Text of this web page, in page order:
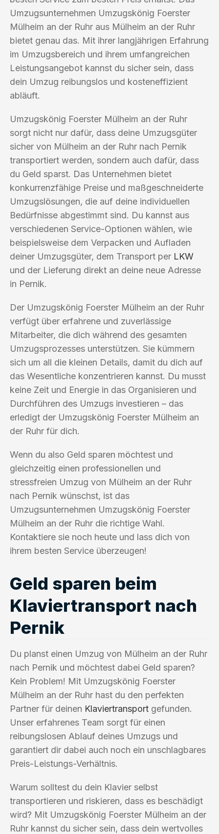
Umzugsunternehmen Umzugskönig Foerster
Mülheim an der Ruhr aus Mülheim an der Ruhr
bietet genau das. Mit ihrer langjährigen Erfahrung
im Umzugsbereich und ihrem umfangreichen
Leistungsangebot kannst du sicher sein, dass
dein Umzug reibungslos und kosteneffizient
abläuft.
Umzugskönig Foerster Mülheim an der Ruhr
sorgt nicht nur dafür, dass deine Umzugsgüter
sicher von Mülheim an der Ruhr nach Pernik
transportiert werden, sondern auch dafür, dass
du Geld sparst. Das Unternehmen bietet
konkurrenzfähige Preise und maßgeschneiderte
Umzugslösungen, die auf deine individuellen
Bedürfnisse abgestimmt sind. Du kannst aus
verschiedenen Service-Optionen wählen, wie
beispielsweise dem Verpacken und Aufladen
deiner Umzugsgüter, dem Transport per LKW
und der Lieferung direkt an deine neue Adresse
in Pernik.
Der Umzugskönig Foerster Mülheim an der Ruhr
verfügt über erfahrene und zuverlässige
Mitarbeiter, die dich während des gesamten
Umzugsprozesses unterstützen. Sie kümmern
sich um all die kleinen Details, damit du dich auf
das Wesentliche konzentrieren kannst. Du musst
keine Zeit und Energie in das Organisieren und
Durchführen des Umzugs investieren – das
erledigt der Umzugskönig Foerster Mülheim an
der Ruhr für dich.
Wenn du also Geld sparen möchtest und
gleichzeitig einen professionellen und
stressfreien Umzug von Mülheim an der Ruhr
nach Pernik wünschst, ist das
Umzugsunternehmen Umzugskönig Foerster
Mülheim an der Ruhr die richtige Wahl.
Kontaktiere sie noch heute und lass dich von
ihrem besten Service überzeugen!
Geld sparen beim
Klaviertransport nach
Pernik
Du planst einen Umzug von Mülheim an der Ruhr
nach Pernik und möchtest dabei Geld sparen?
Kein Problem! Mit Umzugskönig Foerster
Mülheim an der Ruhr hast du den perfekten
Partner für deinen Klaviertransport gefunden.
Unser erfahrenes Team sorgt für einen
reibungslosen Ablauf deines Umzugs und
garantiert dir dabei auch noch ein unschlagbares
Preis-Leistungs-Verhältnis.
Warum solltest du dein Klavier selbst
transportieren und riskieren, dass es beschädigt
wird? Mit Umzugskönig Foerster Mülheim an der
Ruhr kannst du sicher sein, dass dein wertvolles